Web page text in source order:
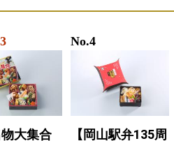
大集合
No.4
【岡山駅弁135周